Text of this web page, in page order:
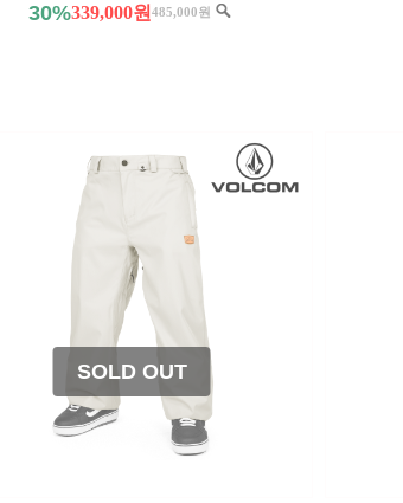
30%339,000원 485,000원